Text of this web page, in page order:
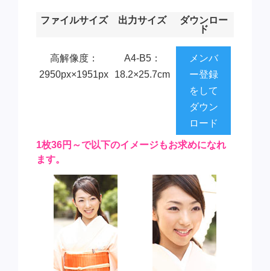
ファイルサイズ 出力サイズ
ダウンロー
ド
高解像度：
2950px×1951px
A4-B5：
18.2×25.7cm
メンバ
ー登録
をして
ダウン
ロード
1枚36円～で以下のイメージもお求めになれ
ます。